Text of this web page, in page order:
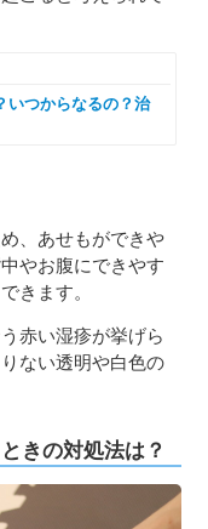
いつからなるの？治
、あせもができや
やお腹にできやす
きます。
赤い湿疹が挙げら
ない透明や白色の
きの対処法は？